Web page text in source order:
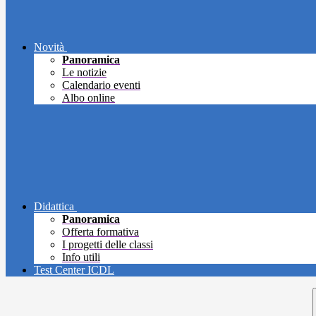
Novità
Panoramica
Le notizie
Calendario eventi
Albo online
Didattica
Panoramica
Offerta formativa
I progetti delle classi
Info utili
Test Center ICDL